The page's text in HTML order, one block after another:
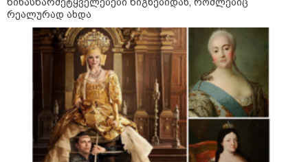
09:12 / 05-08-2026
დაშავებული, მასშტაბური
ხანძარი - რუსეთმა კიევზე
იერიში ბალისტიკური
რაკეტებით მიიტანა
14:13 / 04-08-2026
მორიგი თავდასხმა რუსეთში,
ნავთობგადამამუშავებელ
ქარხანაზე - რა დეტალებია
ცნობილი
წინასწარმეტყველებები წიგნებიდან, რომლებიც
რეალურად ახდა